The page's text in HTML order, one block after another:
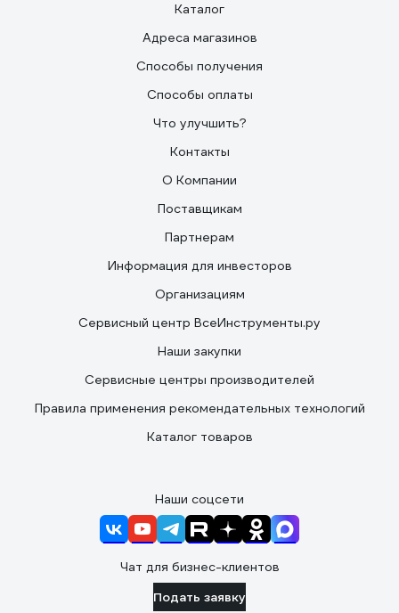
Каталог
Адреса магазинов
Способы получения
Способы оплаты
Что улучшить?
Контакты
О Компании
Поставщикам
Партнерам
Информация для инвесторов
Организациям
Сервисный центр ВсеИнструменты.ру
Наши закупки
Сервисные центры производителей
Правила применения рекомендательных технологий
Каталог товаров
Наши соцсети
Чат для бизнес-клиентов
Подать заявку